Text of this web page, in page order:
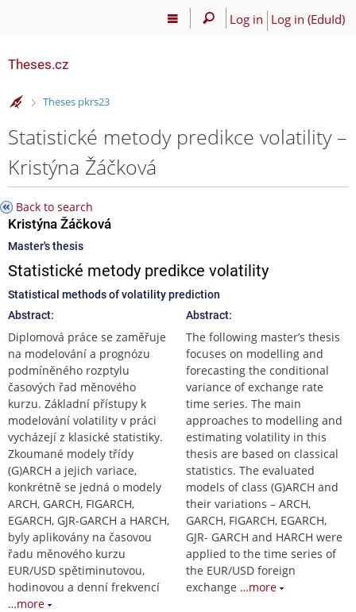
Log in Log in (EduId)
Theses.cz
>
Theses pkrs23
Statistické metody predikce volatility –
Kristýna Žáčková
Back to search
Kristýna Žáčková
Master's thesis
Statistické metody predikce volatility
Statistical methods of volatility prediction
Abstract:
Diplomová práce se zaměřuje
na modelování a prognózu
podmíněného rozptylu
časových řad měnového
kurzu. Základní přístupy k
modelování volatility v práci
vycházejí z klasické statistiky.
Zkoumané modely třídy
(G)ARCH a jejich variace,
konkrétně se jedná o modely
ARCH, GARCH, FIGARCH,
EGARCH, GJR-GARCH a HARCH,
byly aplikovány na časovou
řadu měnového kurzu
EUR/USD spětiminutovou,
hodinovou a denní frekvencí
…more
Abstract:
The following master’s thesis
focuses on modelling and
forecasting the conditional
variance of exchange rate
time series. The main
approaches to modelling and
estimating volatility in this
thesis are based on classical
statistics. The evaluated
models of class (G)ARCH and
their variations – ARCH,
GARCH, FIGARCH, EGARCH,
GJR- GARCH and HARCH were
applied to the time series of
the EUR/USD foreign
exchange …more